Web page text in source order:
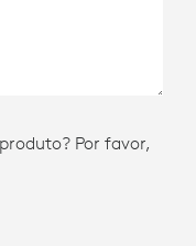
Por favor,